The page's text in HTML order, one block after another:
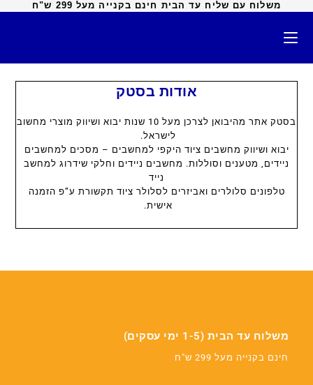
משלוח עם שליח עד הבית חינם בקנייה מעל 299 ש"ח
אודות בסטק
בסטק אתר מהיבואן לצרכן מעל 10 שנות יבוא ושיווק מוצרי מחשוב
לישראל.
יבוא ושיווק מחשבים ציוד היקפי למחשבים – מסכים למחשבים
ניידים, מטענים וסוללות. מחשבים ניידים וחלקי שידרוג למחשב
נייד
טלפונים סלולרים ואביזרים לסלולר ציוד תקשורת ע”פ הזמנה
אישית.
משלוח עד הבית (1-5 ימי עסקים)
חינם בקנייה מעל 299 ש"ח